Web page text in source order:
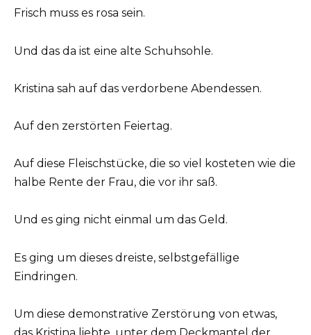
Frisch muss es rosa sein.
Und das da ist eine alte Schuhsohle.
Kristina sah auf das verdorbene Abendessen.
Auf den zerstörten Feiertag.
Auf diese Fleischstücke, die so viel kosteten wie die
halbe Rente der Frau, die vor ihr saß.
Und es ging nicht einmal um das Geld.
Es ging um dieses dreiste, selbstgefällige
Eindringen.
Um diese demonstrative Zerstörung von etwas,
das Kristina liebte, unter dem Deckmantel der